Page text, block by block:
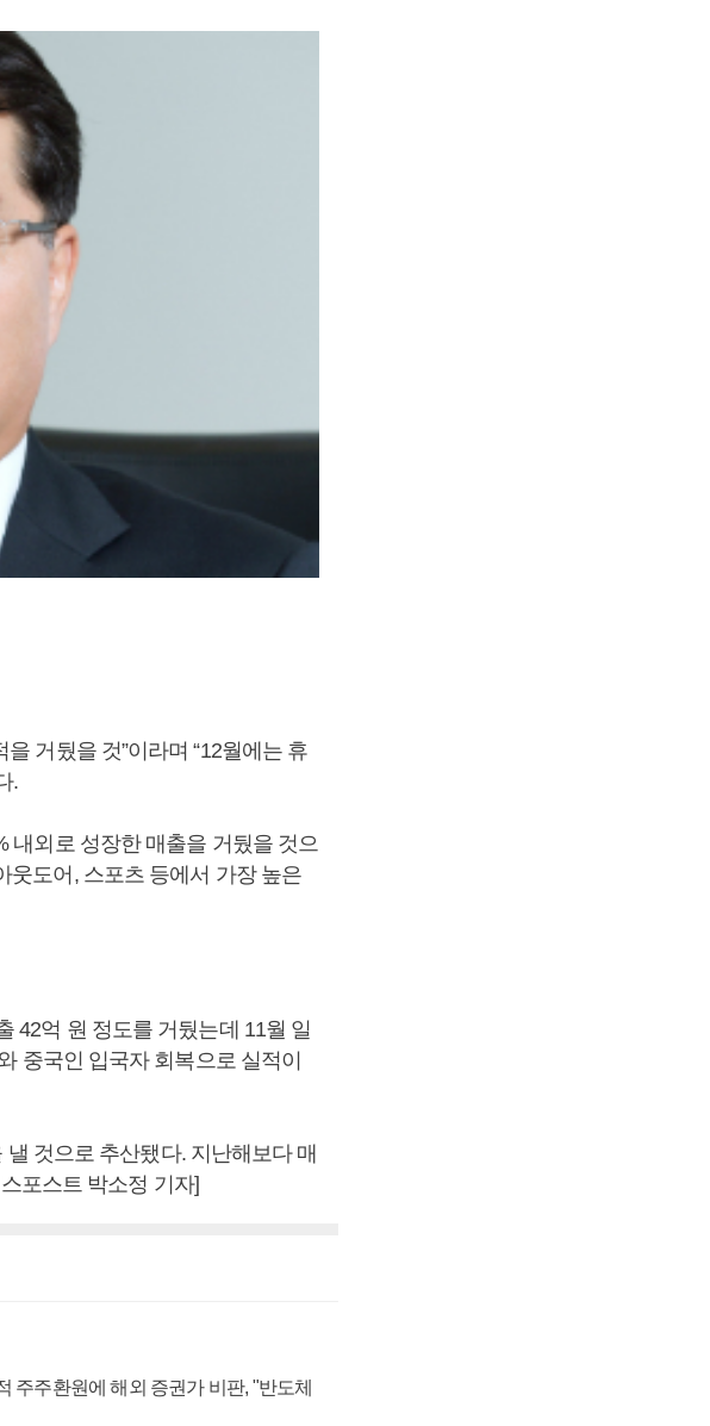
거뒀을 것”이라며 “12월에는 휴
.
내외로 성장한 매출을 거뒀을 것으
웃도어, 스포츠 등에서 가장 높은
42억 원 정도를 거뒀는데 11월 일
중국인 입국자 회복으로 실적이
것으로 추산됐다. 지난해보다 매
포스트 박소정 기자]
주주환원에 해외 증권가 비판, "반도체